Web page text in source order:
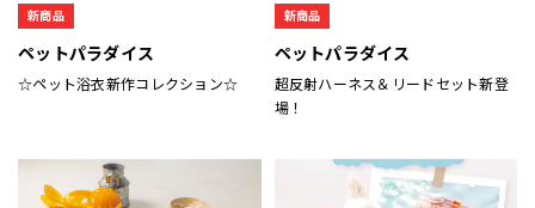
新商品
ペットパラダイス
☆ペット浴衣新作コレクション☆
新商品
ペットパラダイス
超反射ハーネス＆リードセット新登
場！